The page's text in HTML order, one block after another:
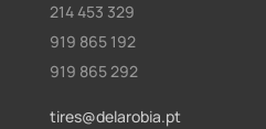
214 453 329
919 865 192
919 865 292
tires@delarobia.pt